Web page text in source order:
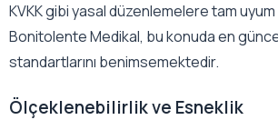
KVKK gibi yasal düzenlemelere tam uyum
Bonitolente Medikal, bu konuda en
standartlarını benimsemektedir.
Ölçeklenebilirlik ve Esneklik